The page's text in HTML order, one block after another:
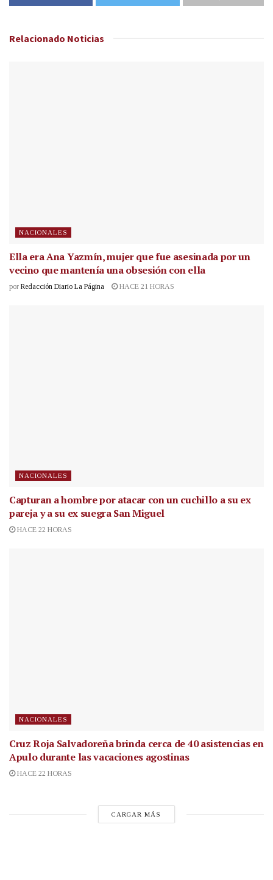
Relacionado Noticias
NACIONALES
Ella era Ana Yazmín, mujer que fue asesinada por un
vecino que mantenía una obsesión con ella
por Redacción Diario La Página HACE 21 HORAS
NACIONALES
Capturan a hombre por atacar con un cuchillo a su ex
pareja y a su ex suegra San Miguel
HACE 22 HORAS
NACIONALES
Cruz Roja Salvadoreña brinda cerca de 40 asistencias en
Apulo durante las vacaciones agostinas
HACE 22 HORAS
CARGAR MÁS